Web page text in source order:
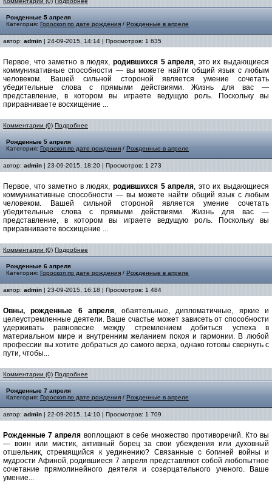
Рожденные 5 апреля
Категория: Гороскоп по дате рождения / Рожденные в апреле
автор: admin | 24-09-2015, 14:14 | Просмотров: 1 635
Первое, что заметно в людях, родившихся 5 апреля, это их выдающиеся
коммуникативные способности — вы можете найти общий язык с любым
человеком. Вашей сильной стороной является умение сочетать
убедительные слова с прямыми действиями. Жизнь для вас —
представление, в котором вы играете ведущую роль. Поскольку вы
приравниваете восхищение ...
Комментарии (0) Подробнее
Рожденные 5 апреля
Категория: Гороскоп по дате рождения / Рожденные в апреле
автор: admin | 23-09-2015, 18:20 | Просмотров: 1 273
Первое, что заметно в людях, родившихся 5 апреля, это их выдающиеся
коммуникативные способности — вы можете найти общий язык с любым
человеком. Вашей сильной стороной является умение сочетать
убедительные слова с прямыми действиями. Жизнь для вас —
представление, в котором вы играете ведущую роль. Поскольку вы
приравниваете восхищение ...
Комментарии (0) Подробнее
Рожденные 6 апреля
Категория: Гороскоп по дате рождения / Рожденные в апреле
автор: admin | 23-09-2015, 16:18 | Просмотров: 1 484
Овны, рожденные 6 апреля, обаятельные, дипломатичные, яркие и
целеустремленные деятели. Ваше счастье может зависеть от способности
удерживать равновесие между стремлением добиться успеха в
материальном мире и внутренним желанием покоя и гармонии. В любой
профессии вы хотите добраться до самого верха, однако готовы свернуть с
пути, чтобы...
Комментарии (0) Подробнее
Рожденные 7 апреля
Категория: Гороскоп по дате рождения / Рожденные в апреле
автор: admin | 22-09-2015, 14:10 | Просмотров: 1 709
Рожденные 7 апреля воплощают в себе множество противоречий. Кто вы
— воин или мистик, активный борец за свои убеждения или духовный
отшельник, стремящийся к уединению? Связанные с богиней войны и
мудрости Афиной, родившиеся 7 апреля представляют собой любопытное
сочетание прямолинейного деятеля и созерцательного ученого. Ваше
умение...